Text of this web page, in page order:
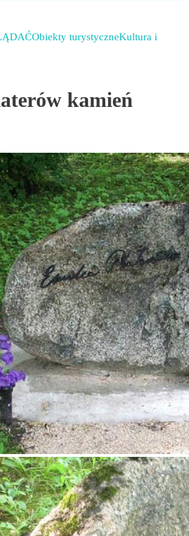
Obiekty turystyczneKultura i
kamień